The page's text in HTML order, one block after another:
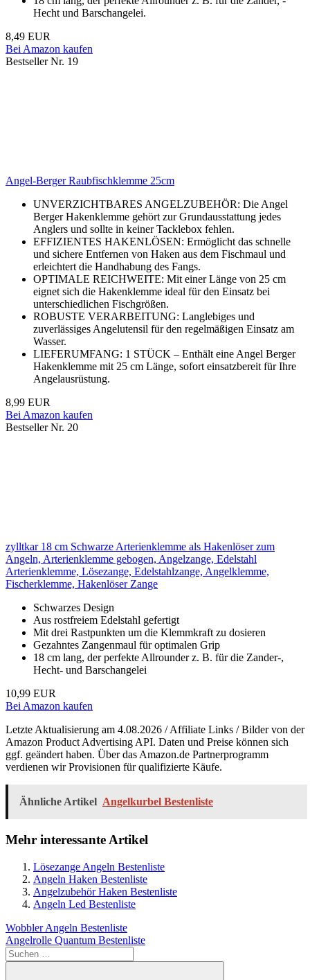
Hecht und Barschangelei.
8,49 EUR
Bei Amazon kaufen
Bestseller Nr. 19
Angel-Berger Raubfischklemme 25cm
UNVERZICHTBARES ANGELZUBEHÖR: Die Angel
Berger Hakenklemme gehört zur Grundausstattung jedes
Anglers und sollte in keiner Tacklebox fehlen.
EFFIZIENTES HAKENLÖSEN: Ermöglicht das schnelle
und sichere Entfernen von Haken aus dem Fischmaul und
erleichtert die Handhabung des Fangs.
OPTIMALE REICHWEITE: Mit einer Länge von 25 cm
eignet sich die Hakenklemme ideal für den Einsatz bei
unterschiedlichen Fischgrößen.
ROBUSTE VERARBEITUNG: Langlebiges und
zuverlässiges Angelutensil für den regelmäßigen Einsatz am
Wasser.
LIEFERUMFANG: 1 STÜCK – Enthält eine Angel Berger
Hakenklemme mit 25 cm Länge, sofort einsatzbereit für Ihre
Angelausrüstung.
8,99 EUR
Bei Amazon kaufen
Bestseller Nr. 20
zylltkar 18 cm Schwarze Arterienklemme als Hakenlöser zum
Angeln, Arterienklemme gebogen, Angelzange, Edelstahl
Arterienklemme, Lösezange, Edelstahlzange, Angelklemme,
Fischerklemme, Hakenlöser Zange
Schwarzes Design
Aus rostfreiem Edelstahl gefertigt
Mit drei Rastpunkten um die Klemmkraft zu dosieren
Gezahntes Zangenmaul für optimalen Grip
18 cm lang, der perfekte Allrounder z. B. für die Zander-,
Hecht- und Barschangelei
10,99 EUR
Bei Amazon kaufen
Letzte Aktualisierung am 4.08.2026 / Affiliate Links / Bilder von der
Amazon Product Advertising API. Daten und Preise können sich
ggf. geändert haben. Über das Amazon.de Partnerprogramm
verdienen wir Provisionen für qualifizierte Käufe.
Ähnliche Artikel Angelkurbel Bestenliste
Mehr interessante Artikel
Lösezange Angeln Bestenliste
Angeln Haken Bestenliste
Angelzubehör Haken Bestenliste
Angeln Led Bestenliste
Beitragsnavigation
Vorheriger
Beitrag:
Wobbler Angeln Bestenliste
Nächster
Beitrag:
Angelrolle Quantum Bestenliste
Suchen
nach: